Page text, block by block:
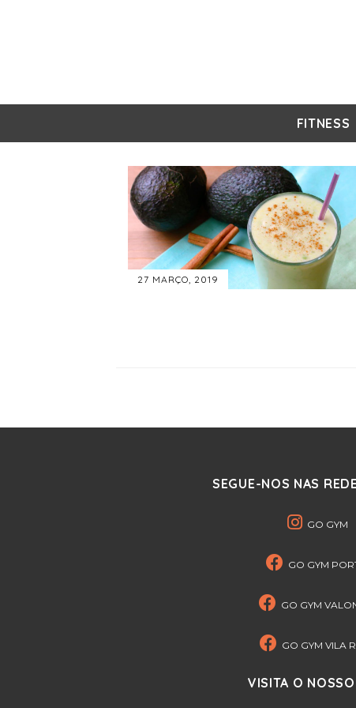
FITNESS
27 MARÇO, 2019
SEGUE-NOS NAS
GO GYM
GO GYM
GO GYM
GO GYM VILA
VISITA O